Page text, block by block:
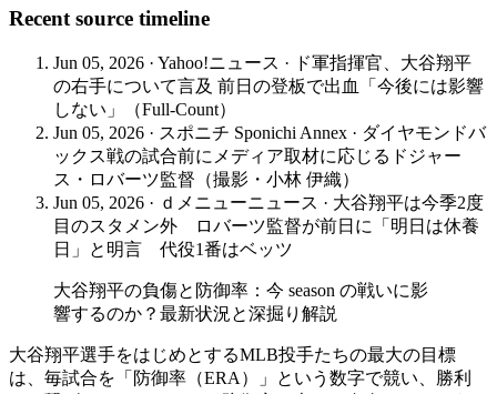
Recent source timeline
Jun 05, 2026 · Yahoo!ニュース · ド軍指揮官、大谷翔平
の右手について言及 前日の登板で出血「今後には影響
しない」（Full-Count）
Jun 05, 2026 · スポニチ Sponichi Annex · ダイヤモンドバ
ックス戦の試合前にメディア取材に応じるドジャー
ス・ロバーツ監督（撮影・小林 伊織）
Jun 05, 2026 · ｄメニューニュース · 大谷翔平は今季2度
目のスタメン外 ロバーツ監督が前日に「明日は休養
日」と明言 代役1番はベッツ
大谷翔平の負傷と防御率：今 season の戦いに影
響するのか？最新状況と深掘り解説
大谷翔平選手をはじめとするMLB投手たちの最大の目標
は、毎試合を「防御率（ERA）」という数字で競い、勝利